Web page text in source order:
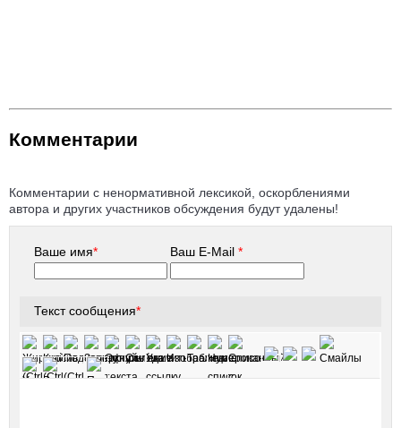
Комментарии
Комментарии с ненормативной лексикой, оскорблениями
автора и других участников обсуждения будут удалены!
Ваше имя* Ваш E-Mail*
Текст сообщения*